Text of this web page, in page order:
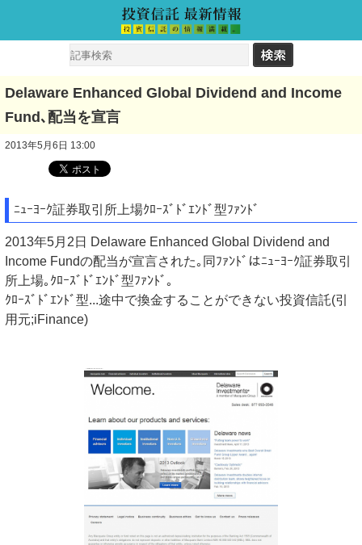
Delaware Enhanced Global Dividend and Income
Fund､配当を宣言
2013年5月6日 13:00
ﾆｭｰﾖｰｸ証券取引所上場ｸﾛｰｽﾞﾄﾞｴﾝﾄﾞ型ﾌｧﾝﾄﾞ
2013年5月2日 Delaware Enhanced Global Dividend and
Income Fundの配当が宣言された｡同ﾌｧﾝﾄﾞはﾆｭｰﾖｰｸ証券取引
所上場｡ｸﾛｰｽﾞﾄﾞｴﾝﾄﾞ型ﾌｧﾝﾄﾞ｡
ｸﾛｰｽﾞﾄﾞｴﾝﾄﾞ型...途中で換金することができない投資信託(引
用元;iFinance)